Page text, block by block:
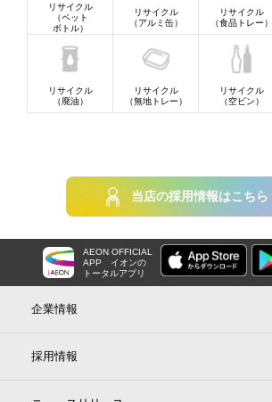
リサイクル
（ペット
ボトル）
リサイクル
（アルミ缶）
リサイクル
（食品トレー）
リサイクル
（廃油）
リサイクル
（無地トレー）
リサイクル
（空ビン）
当店の採用情報はこちら
AEON OFFICIAL
APP
イオンの
トータルアプリ
企業情報
採用情報